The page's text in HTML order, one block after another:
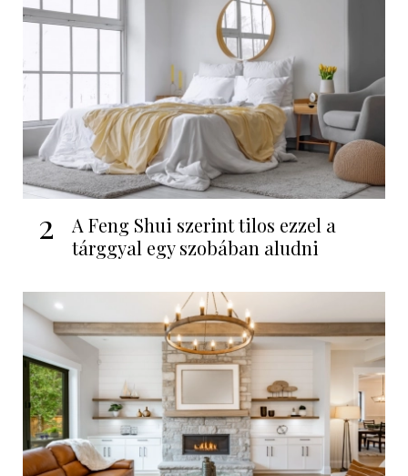
2
A Feng Shui szerint tilos ezzel a
tárggyal egy szobában aludni